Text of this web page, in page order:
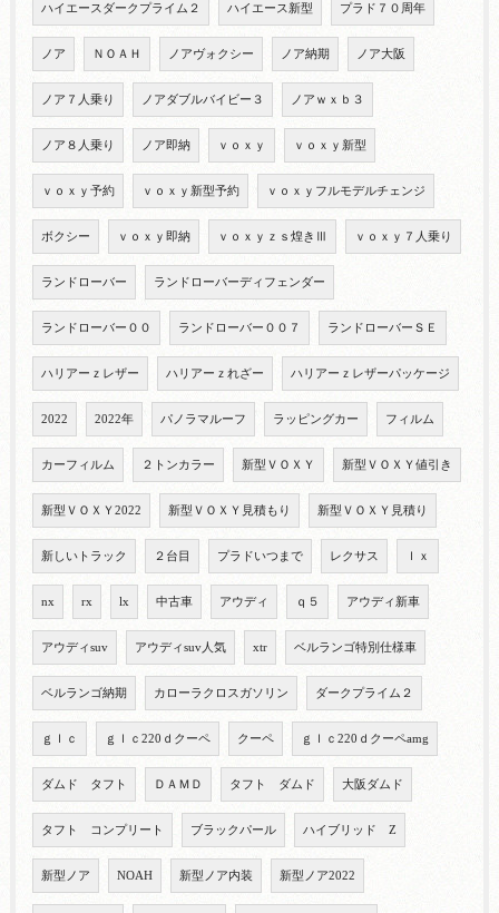
ハイエースダークプライム２ ハイエース新型 プラド７０周年
ノア ＮＯＡＨ ノアヴォクシー ノア納期 ノア大阪
ノア７人乗り ノアダブルバイビー３ ノアｗｘｂ３
ノア８人乗り ノア即納 ｖｏｘｙ ｖｏｘｙ新型
ｖｏｘｙ予約 ｖｏｘｙ新型予約 ｖｏｘｙフルモデルチェンジ
ボクシー ｖｏｘｙ即納 ｖｏｘｙｚｓ煌きⅢ ｖｏｘｙ７人乗り
ランドローバー ランドローバーディフェンダー
ランドローバー００ ランドローバー００７ ランドローバーＳＥ
ハリアーｚレザー ハリアーｚれざー ハリアーｚレザーパッケージ
2022 2022年 パノラマルーフ ラッピングカー フィルム
カーフィルム ２トンカラー 新型ＶＯＸＹ 新型ＶＯＸＹ値引き
新型ＶＯＸＹ2022 新型ＶＯＸＹ見積もり 新型ＶＯＸＹ見積り
新しいトラック ２台目 プラドいつまで レクサス ｌｘ
nx rx lx 中古車 アウディ ｑ５ アウディ新車
アウディsuv アウディsuv人気 xtr ベルランゴ特別仕様車
ベルランゴ納期 カローラクロスガソリン ダークプライム２
ｇｌｃ ｇｌｃ220ｄクーペ クーペ ｇｌｃ220ｄクーペamg
ダムド タフト ＤＡＭＤ タフト ダムド 大阪ダムド
タフト コンプリート ブラックパール ハイブリッド Z
新型ノア NOAH 新型ノア内装 新型ノア2022